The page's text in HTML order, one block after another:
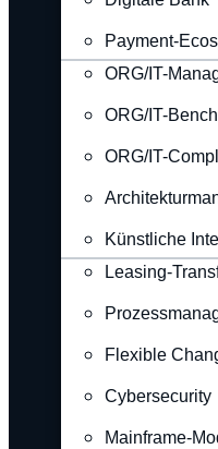
Payment-
ORG/IT-
ORG/IT-
ORG/IT-
Künstliche
Leasing-
Flexible
Cybersecurity
Mainframe-